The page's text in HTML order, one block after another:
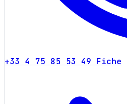
+33 4 75 85 53 49 Fiche